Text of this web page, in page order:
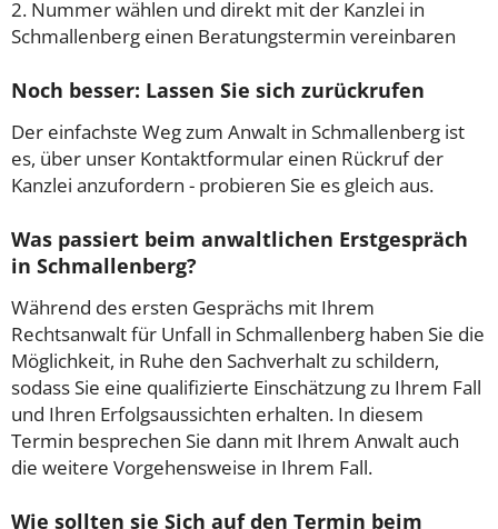
2. Nummer wählen und direkt mit der Kanzlei in
Schmallenberg einen Beratungstermin vereinbaren
Noch besser: Lassen Sie sich zurückrufen
Der einfachste Weg zum Anwalt in Schmallenberg ist
es, über unser Kontaktformular einen Rückruf der
Kanzlei anzufordern - probieren Sie es gleich aus.
Was passiert beim anwaltlichen Erstgespräch
in Schmallenberg?
Während des ersten Gesprächs mit Ihrem
Rechtsanwalt für Unfall in Schmallenberg haben Sie die
Möglichkeit, in Ruhe den Sachverhalt zu schildern,
sodass Sie eine qualifizierte Einschätzung zu Ihrem Fall
und Ihren Erfolgsaussichten erhalten. In diesem
Termin besprechen Sie dann mit Ihrem Anwalt auch
die weitere Vorgehensweise in Ihrem Fall.
Wie sollten sie Sich auf den Termin beim